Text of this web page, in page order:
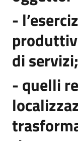
-
di servizi;
- quelli